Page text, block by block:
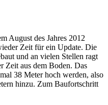
August des Jahres 2012
Zeit für ein Update. Die
und an vielen Stellen ragt
Zeit aus dem Boden. Das
38 Meter hoch werden, also
hinzu. Zum Baufortschritt